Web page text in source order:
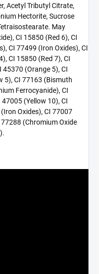
Acetyl Tributyl Citrate,
Hectorite, Sucrose
May
CI 15850 (Red 6), CI
CI 77499 (Iron Oxides), CI
CI 15850 (Red 7), CI
45370 (Orange 5), CI
5), CI 77163 (Bismuth
Ferrocyanide), CI
(Yellow 10), CI
Oxides), CI 77007
(Chromium Oxide